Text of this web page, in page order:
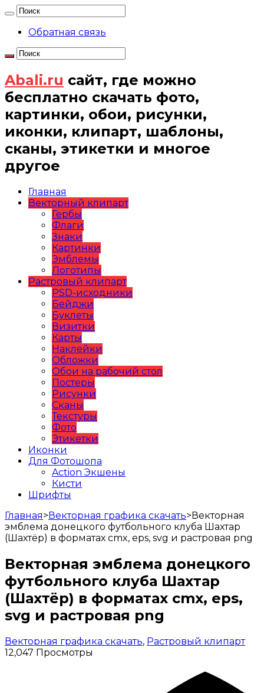
Обратная связь
Abali.ru сайт, где можно
бесплатно скачать фото,
картинки, обои, рисунки,
иконки, клипарт, шаблоны,
сканы, этикетки и многое
другое
Главная
Векторный клипарт
Гербы
Флаги
Знаки
Картинки
Эмблемы
Логотипы
Растровый клипарт
PSD-исходники
Бейджи
Буклеты
Визитки
Карты
Наклейки
Обложки
Обои на рабочий стол
Постеры
Рисунки
Сканы
Текстуры
Фото
Этикетки
Иконки
Для Фотошопа
Action Экшены
Кисти
Шрифты
Главная>Векторная графика скачать>Векторная
эмблема донецкого футбольного клуба Шахтар
(Шахтёр) в форматах cmx, eps, svg и растровая png
Векторная эмблема донецкого
футбольного клуба Шахтар
(Шахтёр) в форматах cmx, eps,
svg и растровая png
Векторная графика скачать, Растровый клипарт
12,047 Просмотры